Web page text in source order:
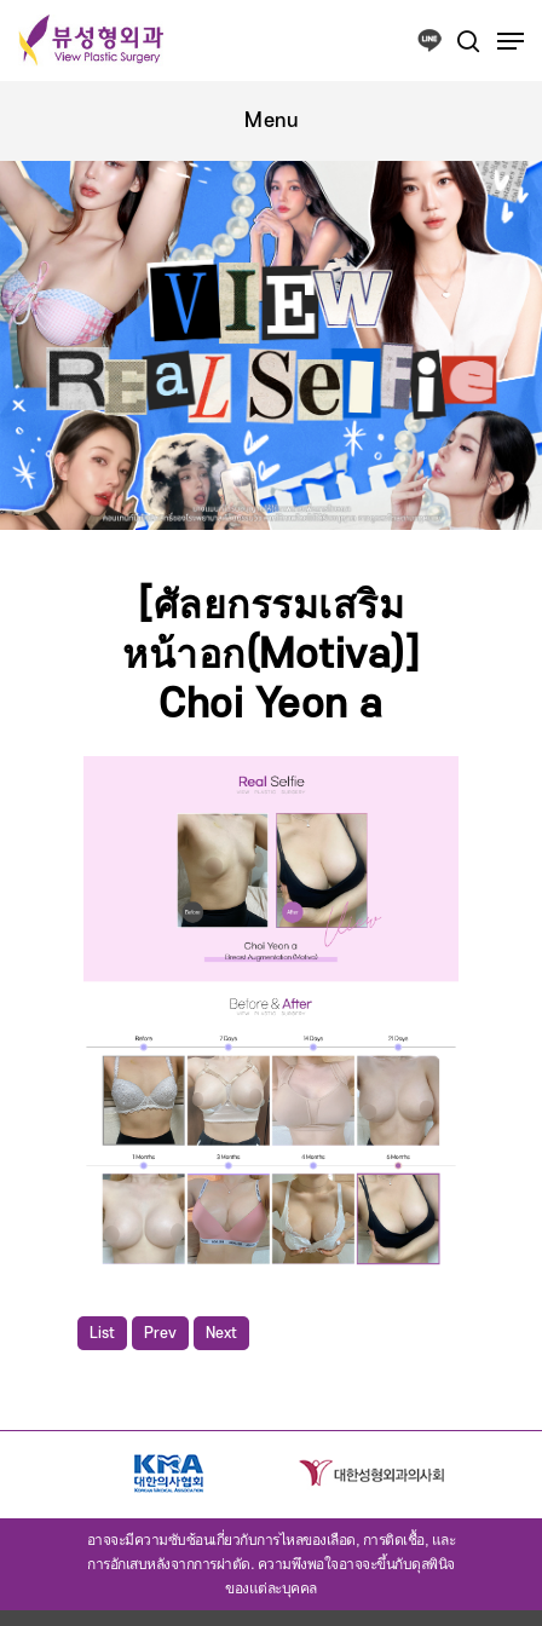
[ศัลยกรรมเสริม
หน้าอก(Motiva)]
Choi Yeon a
List Prev Next
อาจจะมีความซับซ้อนเกี่ยวกับการไหลของเลือด, การติดเชื้อ, และ
การอักเสบหลังจากการผ่าตัด. ความพึงพอใจอาจจะขึ้นกับดุลพินิจ
ของแต่ละบุคคล